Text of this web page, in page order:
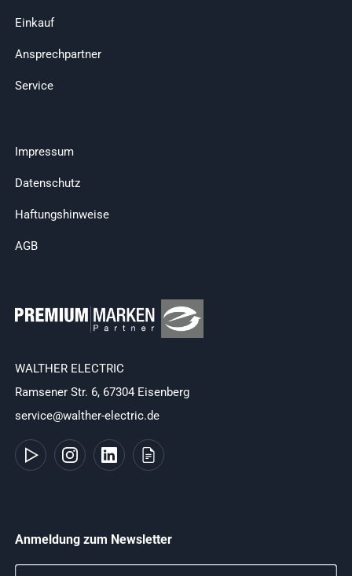
Einkauf
Ansprechpartner
Service
Impressum
Datenschutz
Haftungshinweise
AGB
WALTHER ELECTRIC
Ramsener Str. 6, 67304 Eisenberg
service@walther-electric.de
Anmeldung zum Newsletter